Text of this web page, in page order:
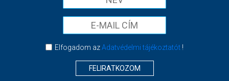
Elfogadom azAdatvédelmi tájékoztatót!
FELIRATKOZOM